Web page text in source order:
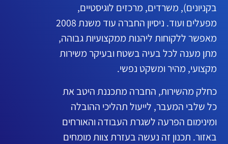
בקניונים), משרדים, מרכזים לוגיסטיים,
מפעלים ועוד. ניסיון החברה עוד משנת 2008
מאפשר ללקוחות ליהנות ממקצועיות גבוהה,
מתן מענה לכל בעיה בשטח ובעיקר משירות
מקצועי, מהיר ומשקט נפשי.
כחלק מהשירות, החברה מתכננת היטב את
כל שלבי המעבר, לייעול תהליכי ההובלה
ומינימום הפרעה לשגרת העבודה והאורחים
באזור. תכנון זה נעשה בעזרת צוות מומחים